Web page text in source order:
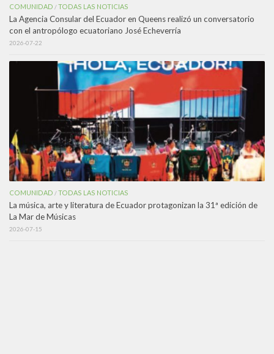
COMUNIDAD /TODAS LAS NOTICIAS
La Agencia Consular del Ecuador en Queens realizó un conversatorio
con el antropólogo ecuatoriano José Echeverría
2026-07-22
COMUNIDAD /TODAS LAS NOTICIAS
La música, arte y literatura de Ecuador protagonizan la 31ª edición de
La Mar de Músicas
2026-07-15